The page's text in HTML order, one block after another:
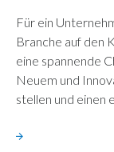
Für ein
Branche auf den
eine spannende
Neuem und
stellen und einen